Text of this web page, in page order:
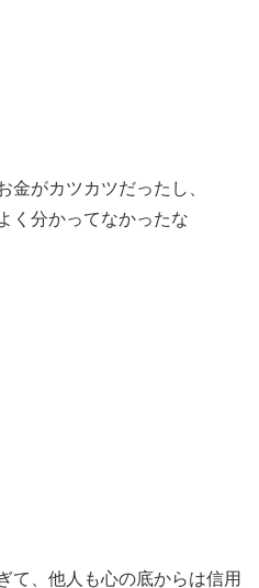
金がカツカツだったし、
く分かってなかったな
て、他人も心の底からは信用